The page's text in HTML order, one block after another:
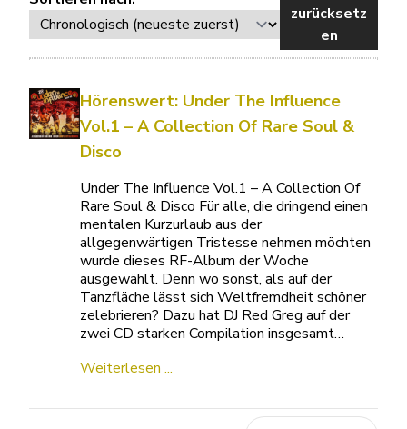
zurücksetz
en
Hörenswert: Under The Influence
Vol.1 – A Collection Of Rare Soul &
Disco
Under The Influence Vol.1 – A Collection Of
Rare Soul & Disco Für alle, die dringend einen
mentalen Kurzurlaub aus der
allgegenwärtigen Tristesse nehmen möchten
wurde dieses RF-Album der Woche
ausgewählt. Denn wo sonst, als auf der
Tanzfläche lässt sich Weltfremdheit schöner
zelebrieren? Dazu hat DJ Red Greg auf der
zwei CD starken Compilation insgesamt…
Weiterlesen ...